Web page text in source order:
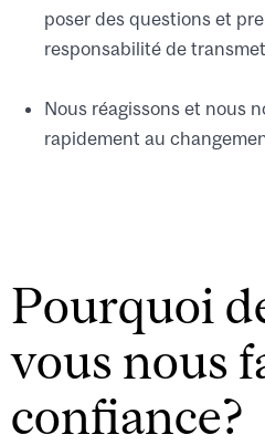
poser des questions et
responsabilité de
Nous réagissons et nous
rapidement au
Pourquoi
vous nous
confiance?